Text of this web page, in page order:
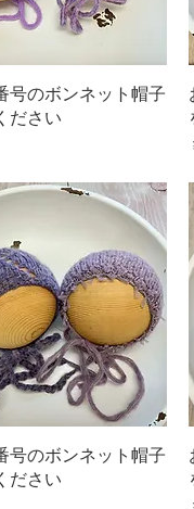
イックビュー
号のボンネット帽子
ださい
イックビュー
号のボンネット帽子
ださい